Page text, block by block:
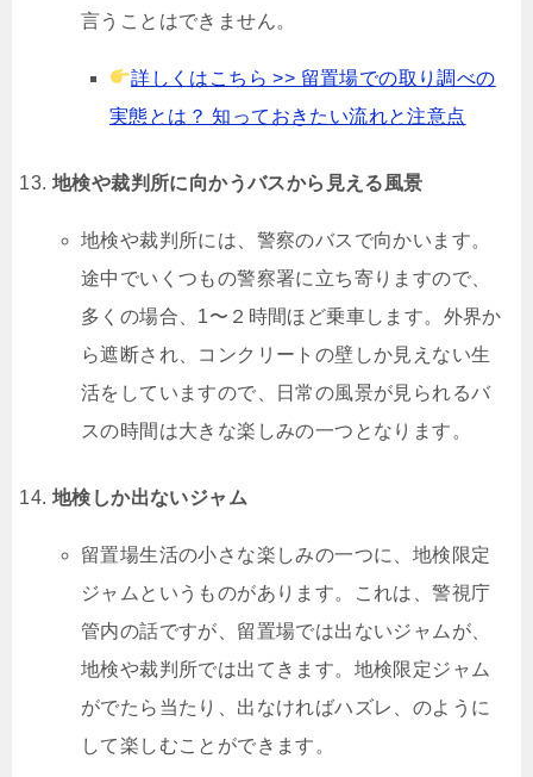
言うことはできません。
詳しくはこちら >> 留置場での取り調べの
実態とは？ 知っておきたい流れと注意点
地検や裁判所に向かうバスから見える風景
地検や裁判所には、警察のバスで向かいます。
途中でいくつもの警察署に立ち寄りますので、
多くの場合、1〜２時間ほど乗車します。外界か
ら遮断され、コンクリートの壁しか見えない生
活をしていますので、日常の風景が見られるバ
スの時間は大きな楽しみの一つとなります。
地検しか出ないジャム
留置場生活の小さな楽しみの一つに、地検限定
ジャムというものがあります。これは、警視庁
管内の話ですが、留置場では出ないジャムが、
地検や裁判所では出てきます。地検限定ジャム
がでたら当たり、出なければハズレ、のように
して楽しむことができます。